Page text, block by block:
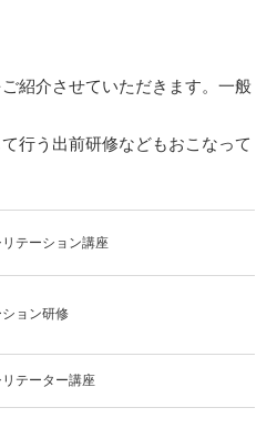
紹介させていただきます。一般
行う出前研修などもおこなって
テーション講座
ョン研修
テーター講座